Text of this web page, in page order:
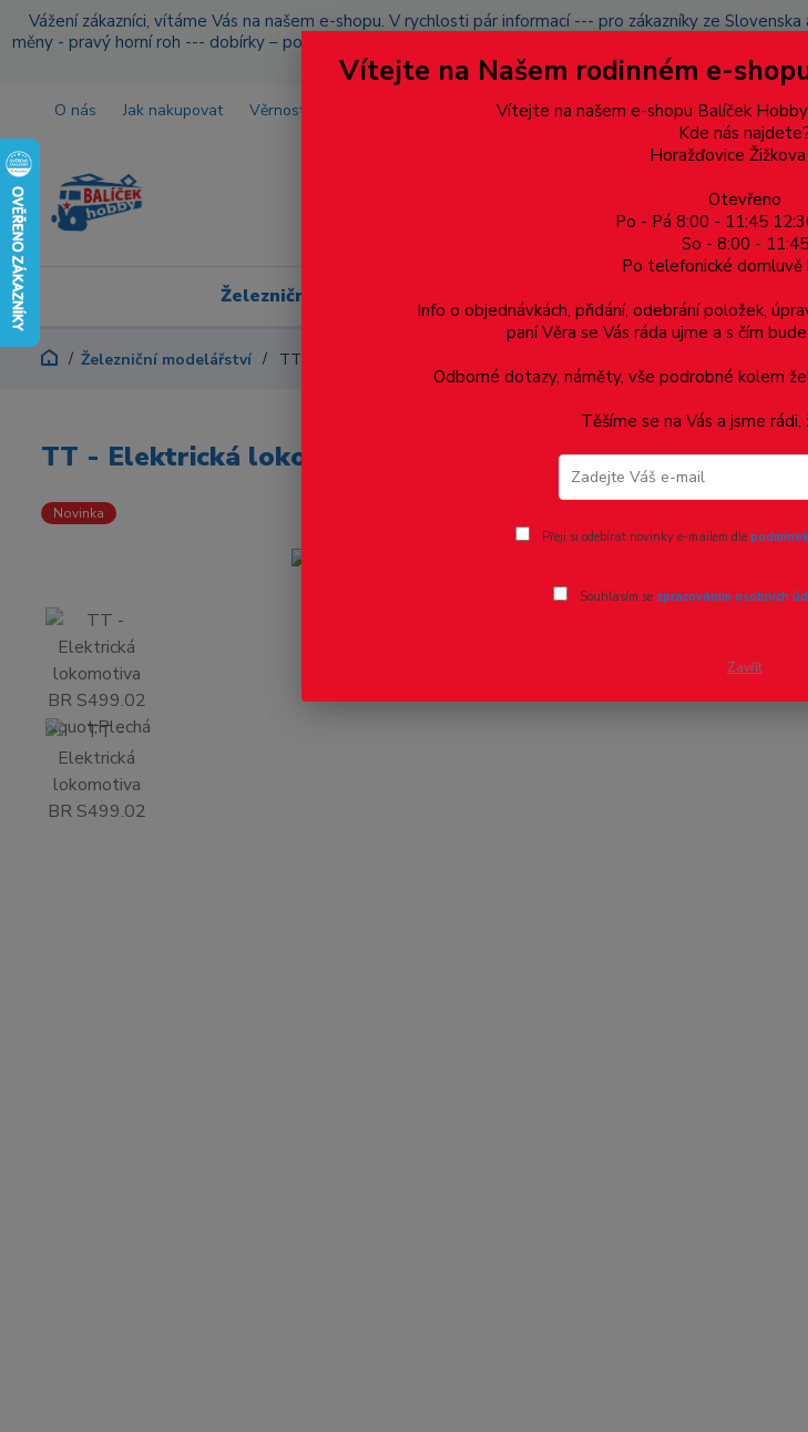
Vážení zákazníci, vítáme Vás na našem e-shopu. V rychlosti pár informací --- pro zákazníky ze
měny - pravý horní roh --- dobírky – pokud si z nějakého důvodu zásilku nevyzvednete, bude po
přidán na blacklist a rušeny
O nás Jak nakupovat Věrnostní program Doprava a platba Více
Železniční modelářství Dárkové poukazy, upomínkové
Železniční modelářství TT - Elektrická lokomotiva BR S499.02 "Plecháč"
TT - Elektrická lokomotiva BR S499.02 "Plecháč"
Novinka
Vítejte na Našem rodinném e-
Vítejte na našem e-shopu Balíček
Kde nás
Horažďovice
Otevřeno
Po - Pá 8:00 - 11:45
So - 8:00 - 11:45
Po telefonické domluvě
Info o objednávkách, přidání, odebrání položek,
paní Věra se Vás ráda ujme a s čím
Odborné dotazy, náměty, vše podrobné kolem
Těšíme se na Vás a jsme rádi,
Přeji si odebírat novinky e-mailem dle
Souhlasím se zpracováním osobních
Zavřít